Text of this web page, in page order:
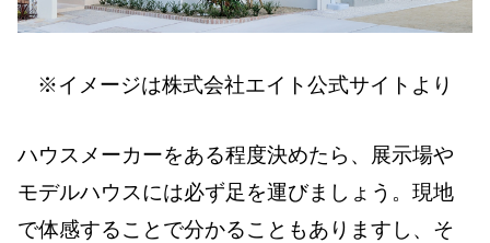
※イメージは株式会社エイト公式サイトより
ハウスメーカーをある程度決めたら、展示場や
モデルハウスには必ず足を運びましょう。現地
で体感することで分かることもありますし、そ